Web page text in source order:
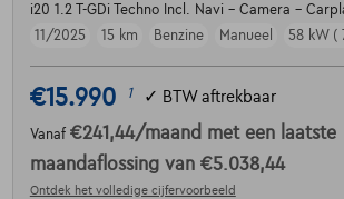
i20 1.2 T-GDi Techno Incl. Navi - Camera -
11/2025
15 km Benzine Manueel 58 kW (
€15.990 1 ✓ BTW aftrekbaar
Vanaf €241,44/maand met een laatste
maandaflossing van €5.038,44
Ontdek het volledige cijfervoorbeeld